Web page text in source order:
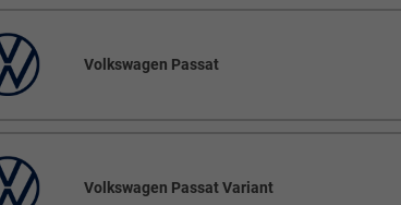
Volkswagen Passat
Volkswagen Passat Variant